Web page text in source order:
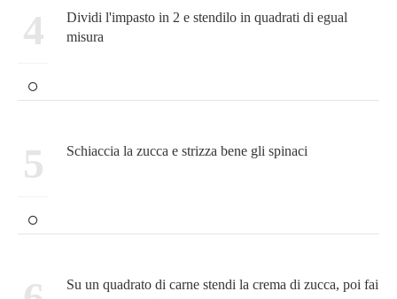
4
Dividi l'impasto in 2 e stendilo in quadrati di egual
misura
5 Schiaccia la zucca e strizza bene gli spinaci
Su un quadrato di carne stendi la crema di zucca, poi fai